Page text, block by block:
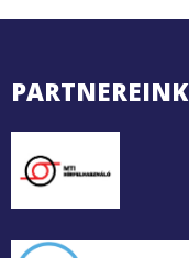
PARTNEREINK